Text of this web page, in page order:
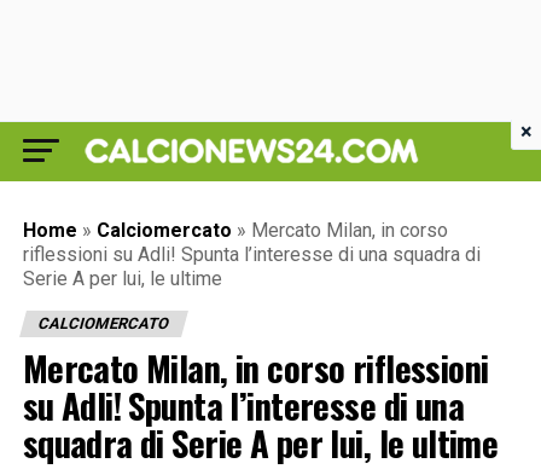
Home » Calciomercato » Mercato Milan, in corso
riflessioni su Adli! Spunta l’interesse di una squadra di
Serie A per lui, le ultime
CALCIOMERCATO
Mercato Milan, in corso riflessioni
su Adli! Spunta l’interesse di una
squadra di Serie A per lui, le ultime
×